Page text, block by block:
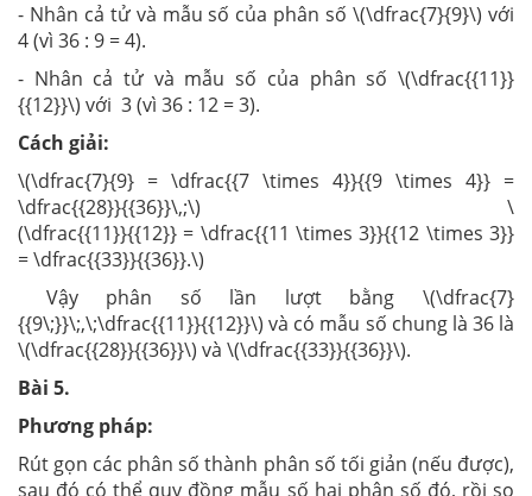
- Nhân cả tử và mẫu số của phân số \(\dfrac{7}{9}\) với
4 (vì 36 : 9 = 4).
- Nhân cả tử và mẫu số của phân số \(\dfrac{{11}}
{{12}}\) với 3 (vì 36 : 12 = 3).
Cách giải:
\(\dfrac{7}{9} = \dfrac{{7 \times 4}}{{9 \times 4}} =
\dfrac{{28}}{{36}}\,;\) \
(\dfrac{{11}}{{12}} = \dfrac{{11 \times 3}}{{12 \times 3}}
= \dfrac{{33}}{{36}}.\)
Vậy phân số lần lượt bằng \(\dfrac{7}
{{9\;}}\;,\;\dfrac{{11}}{{12}}\) và có mẫu số chung là 36 là
\(\dfrac{{28}}{{36}}\) và \(\dfrac{{33}}{{36}}\).
Bài 5.
Phương pháp:
Rút gọn các phân số thành phân số tối giản (nếu được),
sau đó có thể quy đồng mẫu số hai phân số đó, rồi so